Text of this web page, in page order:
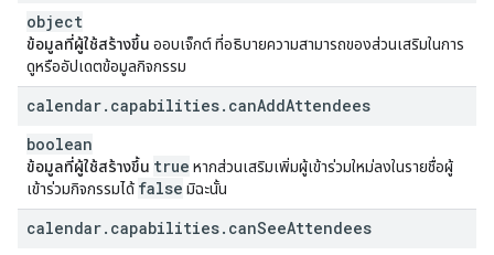
object
ข้อมูลที่ผู้ใช้สร้างขึ้น ออบเจ็กต์ ที่อธิบายความสามารถของส่วนเสริมในการ
ดูหรืออัปเดตข้อมูลกิจกรรม
calendar. capabilities. canAddAttendees
boolean
ข้อมูลที่ผู้ใช้สร้างขึ้น true หากส่วนเสริมเพิ่มผู้เข้าร่วมใหม่ลงในรายชื่อผู้
เข้าร่วมกิจกรรมได้ false มิฉะนั้น
calendar. capabilities. canSeeAttendees